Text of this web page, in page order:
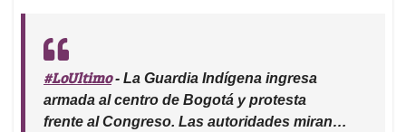
#LoUltimo- La Guardia Indígena ingresa
armada al centro de Bogotá y protesta
frente al Congreso. Las autoridades miran…